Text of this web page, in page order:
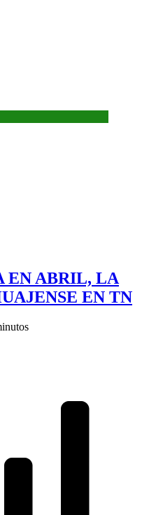
EN ABRIL, LA
EN TN